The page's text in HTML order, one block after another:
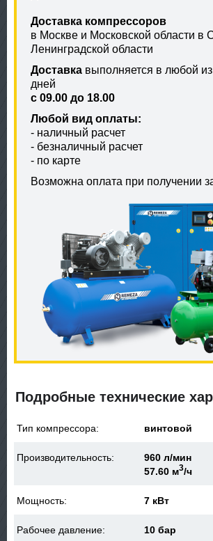
Доставка компрессоров
в Москве и Московской области в
Ленинградской области
Доставка выполняется в любой
дней
с 09.00 до 18.00
Любой вид оплаты:
- наличный расчет
- безналичный расчет
- по карте
Возможна оплата при получении
Подробные технические
Тип компрессора: винтовой
Производительность:
960 л/мин
57.60 м3/ч
Мощность: 7 кВт
Рабочее давление: 10 бар